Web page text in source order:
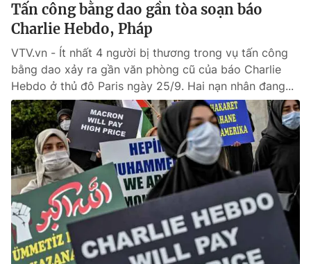
Góc doanh nghiệp
Truyền hình
Hậu trường
Nhân vật
Khán giả
Giải sao mai
Giải trí
Điện ảnh
Âm nhạc
Sao
Đời sống
Du lịch
Làm đẹp
Chất lượng cuộc sống
Giáo dục
Tuyển sinh
Học trực tuyến
Công nghệ
Hitech Công nghệ tương lai
Sản phẩm
Thị trường
Giao lưu trực tuyến
Lịch phát sóng
Tấn công bằng dao gần tòa soạn báo
Charlie Hebdo, Pháp
VTV.vn - Ít nhất 4 người bị thương trong vụ tấn công
bằng dao xảy ra gần văn phòng cũ của báo Charlie
Hebdo ở thủ đô Paris ngày 25/9. Hai nạn nhân đang...